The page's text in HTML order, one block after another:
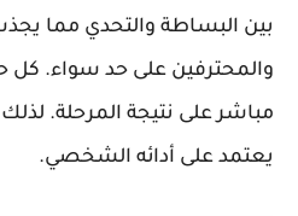
بين البساطة والتحدي مما
والمحترفين على حد سواء. كل
مباشر على نتيجة المرحلة.
يعتمد على أدائه الشخصي.